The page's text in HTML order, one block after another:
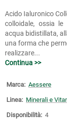
Acido Ialuronico
colloidale, ossia
acqua bidistillata,
una forma che
realizzare...
Continua >>
Marca: Aessere
Linea: Minerali e
Disponibilità: 4